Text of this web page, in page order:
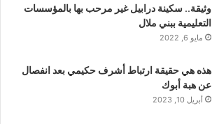
وثيقة.. سكينة درابيل غير مرحب بها بالمؤسسات
التعليمية ببني ملال
مايو 6, 2022
هذه هي حقيقة ارتباط أشرف حكيمي بعد انفصال
عن هبة أبوك
أبريل 10, 2023